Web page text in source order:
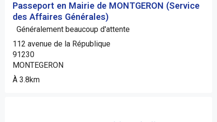
Passeport en Mairie de MONTGERON (Service
des Affaires Générales)
Généralement beaucoup d'attente
112 avenue de la République
91230
MONTEGERON
À 3.8km